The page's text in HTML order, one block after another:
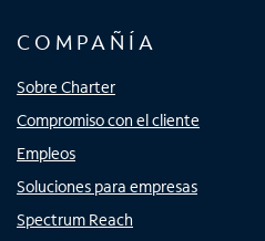
COMPAÑÍA
Sobre Charter
Compromiso con el cliente
Empleos
Soluciones para empresas
Spectrum Reach